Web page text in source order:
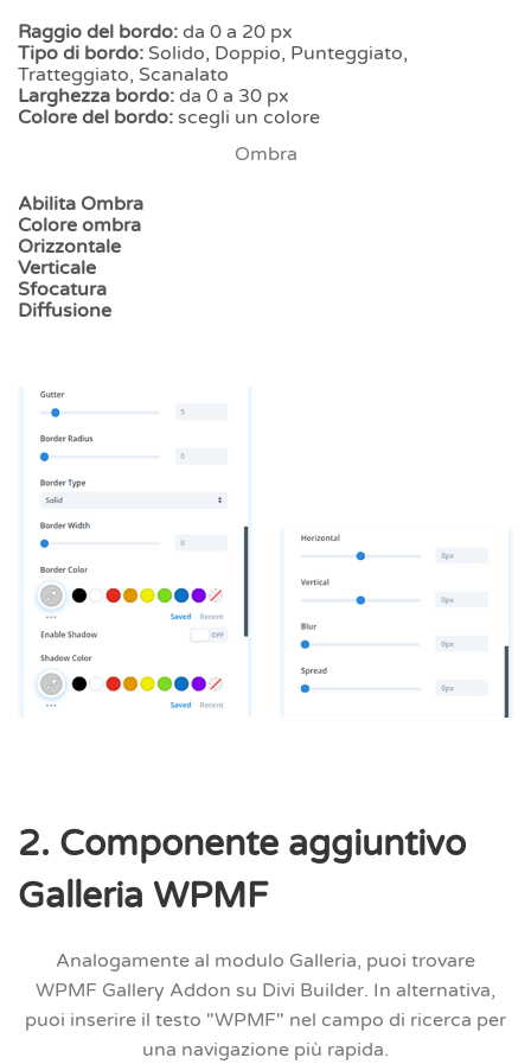
Raggio del bordo: da 0 a 20 px
Tipo di bordo: Solido, Doppio, Punteggiato,
Tratteggiato, Scanalato
Larghezza bordo: da 0 a 30 px
Colore del bordo: scegli un colore
Ombra
Abilita Ombra
Colore ombra
Orizzontale
Verticale
Sfocatura
Diffusione
2. Componente aggiuntivo
Galleria WPMF
Analogamente al modulo Galleria, puoi trovare
WPMF Gallery Addon su Divi Builder. In alternativa,
puoi inserire il testo "WPMF" nel campo di ricerca per
una navigazione più rapida.